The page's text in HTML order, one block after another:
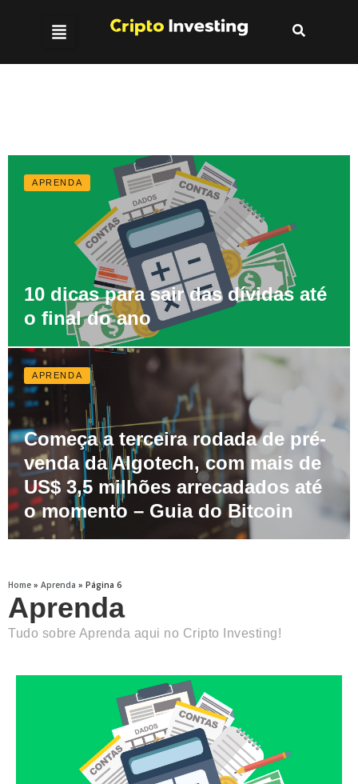
APRENDA
10 dicas para sair das dívidas até
o final do ano
APRENDA
Começa a terceira rodada de pré-
venda da Algotech, com mais de
US$ 3,5 milhões arrecadados até
o momento – Guia do Bitcoin
Home » Aprenda » Página 6
Aprenda
Tudo sobre Aprenda aqui no Cripto Investing!